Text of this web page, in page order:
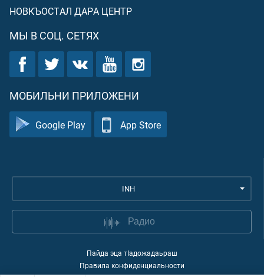
НОВКЪОСТАЛ ДАРА ЦЕНТР
МЫ В СОЦ. СЕТЯХ
МОБИЛЬНИ ПРИЛОЖЕНИ
Google Play App Store
INH
Радио
Пайда эца тIадожадаьраш
Правила конфиденциальности